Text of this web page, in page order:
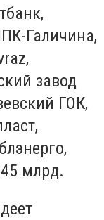
Галичина,
завод
ГОК,
млрд.